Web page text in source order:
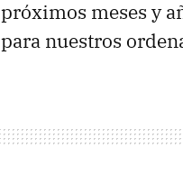
próximos meses y
para nuestros